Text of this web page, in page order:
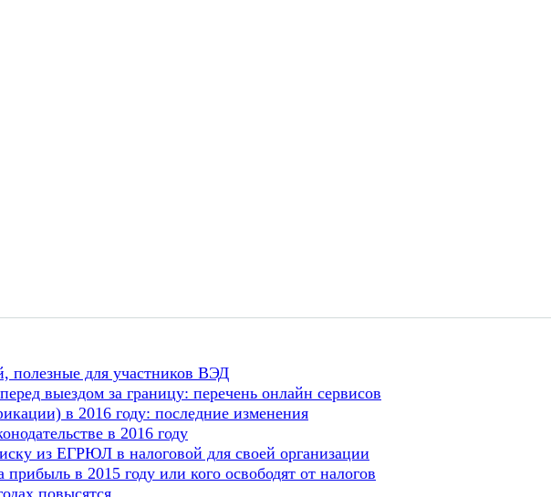
полезные для участников ВЭД
выездом за границу: перечень онлайн сервисов
в 2016 году: последние изменения
в 2016 году
из ЕГРЮЛ в налоговой для своей организации
в 2015 году или кого освободят от налогов